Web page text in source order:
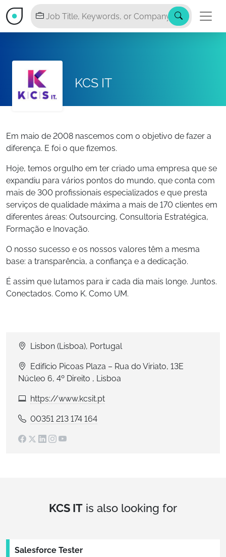
KCS IT
Em maio de 2008 nascemos com o objetivo de fazer a
diferença. E foi o que fizemos.
Hoje, temos orgulho em ter criado uma empresa que se
expandiu para vários pontos do mundo, que conta com
mais de 300 profissionais especializados e que presta
serviços de qualidade máxima a mais de 170 clientes em
diferentes áreas: Outsourcing, Consultoria Estratégica,
Formação e Inovação.
O nosso sucesso e os nossos valores têm a mesma
base: a transparência, a confiança e a dedicação.
É assim que lutamos para ir cada dia mais longe. Juntos.
Conectados. Como K. Como UM.
Lisbon (Lisboa), Portugal
Edifício Picoas Plaza – Rua do Viriato, 13E
Núcleo 6, 4º Direito , Lisboa
https://www.kcsit.pt
00351 213 174 164
KCS IT is also looking for
Salesforce Tester